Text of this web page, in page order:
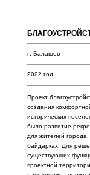
г. Балашов
Проект благоустройства
создания комфортной
исторических поселениях
было развитие
для жителей города, так и
байдарках. Для решения
существующих функций,
проектной территории с
наполнение территории,
визуальных качеств среды
стала река Хопер или
меандрирование,